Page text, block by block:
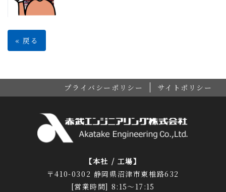
«戻る
プライバシーポリシー サイトポリシー
【本社 / 工場】
〒410-0302 静岡県沼津市東椎路632
[営業時間] 8:15～17:15